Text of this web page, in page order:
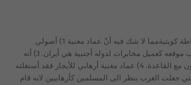
إلقاء المسؤولية على بندر بن سلطان وحديث عن وساطة كويتيةمما لا شك فيه أنّ عماد مغنية 1) أصولي
مرتبط بنظام أيران عقائديا. 2) عميل خائن لوطنه بسبب موقعه كعميل مخابرات لدوله أجنبية هي أيران. 3) أنه
أرهابي من الطراز الأول وهو الذي أول من نادى بالتعاون مع القاعدة. 4) عماد مغنية أرهابي للأيجار فقد أستغلته
احد الشخصيات التي جعلت الغرب ينظر الى المسلمين كأرهابيين لانه قام